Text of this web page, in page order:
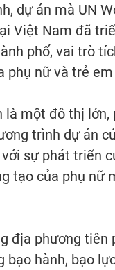
dự án mà UN
Việt Nam đã
phố, vai trò
phụ nữ và trẻ
là một đô thị
trình dự án
sự phát triển
tạo của phụ nữ
địa phương tiên
hành, bạo